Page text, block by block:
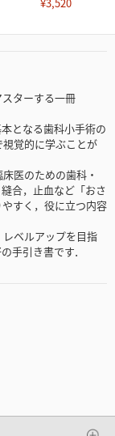
スターする一冊
となる歯科小手術の
覚的に学ぶことが
医のための歯科・
合，止血など「おさ
すく，役に立つ内容
ベルアップを目指
手引き書です．